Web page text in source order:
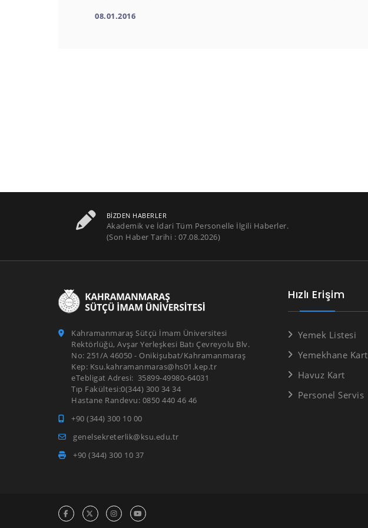
08.01.2016
BIZDEN HABERLER
Akademik ve İdari Tüm Personelle İlgili Haberler.
(Son Haber Tarihi : 07.08.2026)
Kahramanmaraş Sütçü İmam Üniversitesi
Rektörlüğü, Avşar Yerleşkesi Batı Çevreyolu Blv.
No: 251/A 46050 - Onikişubat/Kahramanmaraş
Kep: Ksu.kahramanmaras@hs01.kep.tr
eTebligat Adresi: 35899-49980-64031
Tıp Fakültesi:0(344) 300 34 34
Hastane Randevu: 0850 440 46 46
+90 (344) 300 10 00
genelsekreterlik@ksu.edu.tr
+90 (344) 300 10 37
Hızlı Erişim
Yemek Listesi
Yemekhane Kart
Havuz Kart
Personel Servis